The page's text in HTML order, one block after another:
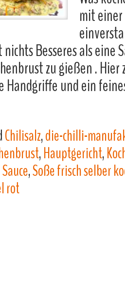
mit
nichts Besseres als eine
zu gießen .
Handgriffe und ein
Chilisalz,die-chilli-
,Hauptgericht,
Sauce,Soße frisch selber
rot